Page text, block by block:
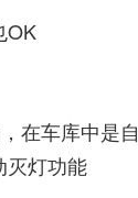
OK
在车库中是
灭灯功能